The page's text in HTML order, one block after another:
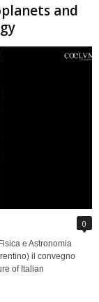
and
0
e Astronomia
il convegno
of Italian